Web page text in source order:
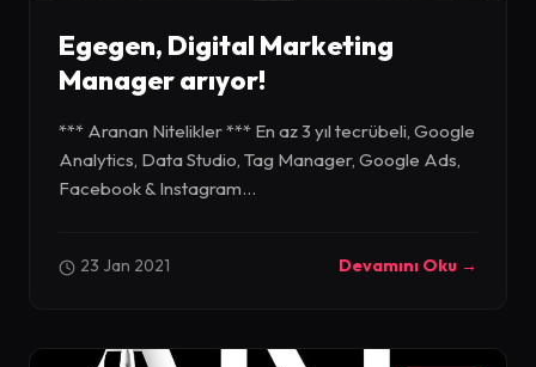
Egegen, Digital Marketing
Manager arıyor!
*** Aranan Nitelikler *** En az 3 yıl tecrübeli, Google
Analytics, Data Studio, Tag Manager, Google Ads,
Facebook & Instagram...
23 Jan 2021 Devamını Oku →